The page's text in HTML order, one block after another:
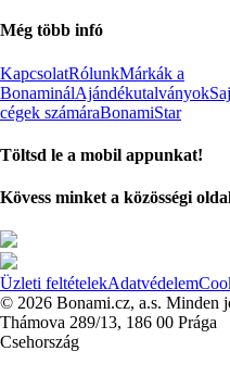
Még több infó
KapcsolatRólunkMárkák a
BonaminálAjándékutalványok
cégek számáraBonamiStar
Töltsd le a mobil appunkat!
Kövess minket a közösségi
Üzleti feltételekAdatvédelem
© 2026 Bonami.cz, a.s. Minden
Thámova 289/13, 186 00 Prága
Csehország